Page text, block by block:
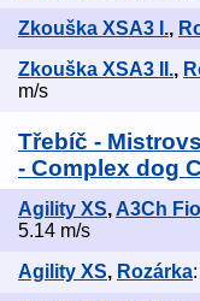
Zkouška XSA3 I.,
Zkouška XSA3 II.,
m/s
Třebíč -
- Complex dog
Agility XS, A3Ch
5.14 m/s
Agility XS, Rozárka